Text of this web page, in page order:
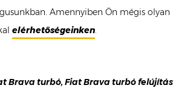
Amennyiben Ön mégis olyan
elérhetőségeinken.
Brava turbó, Fiat Brava turbó felújítás